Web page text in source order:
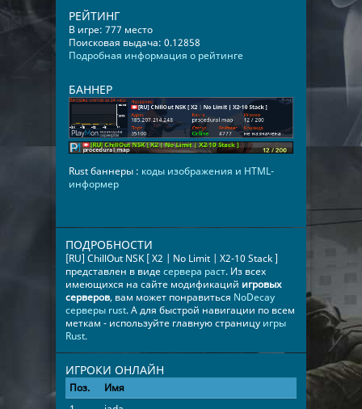
РЕЙТИНГ
В игре: 777 место
Поисковая выдача: 0.12858
Подробная информация о рейтинге
БАННЕР
Rust баннеры : коды изображения и HTML-
информер
ПОДРОБНОСТИ
[RU] ChillOut NSK [ X2 | No Limit | Х2-10 Stack ]
представлен в видесервера раст. Из всех
имеющихся на сайте модификаций игровых
серверов, вам может понравиться NoDecay
серверы rust. А для быстрой навигации по всем
меткам - используйте главную страницу игры
Rust.
ИГРОКИ ОНЛАЙН
Поз. Имя
Время